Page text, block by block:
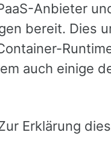
Anbieter
bereit. Dies
auch einige
Erklärung